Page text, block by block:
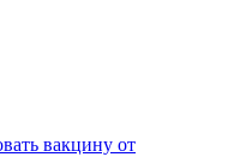
вакцину от